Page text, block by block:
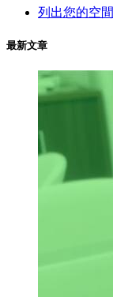
列出您的空間
最新文章